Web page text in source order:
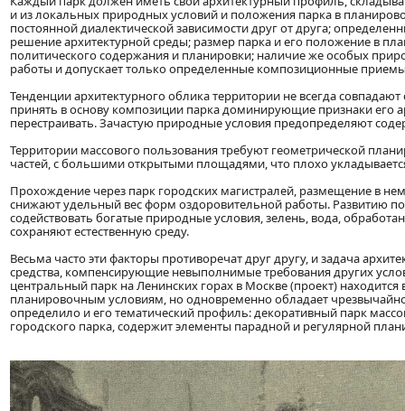
и из локальных природных условий и положения парка в
постоянной диалектической зависимости друг от друга;
решение архитектурной среды; размер парка и его положение в
политического содержания и планировки; наличие же особых
работы и допускает только определенные композиционные
Тенденции архитектурного облика территории не всегда
принять в основу композиции парка доминирующие признаки его
перестраивать. Зачастую природные условия предопределяют
Территории массового пользования требуют геометрической
частей, с большими открытыми площадями, что плохо
Прохождение через парк городских магистралей, размещение в
снижают удельный вес форм оздоровительной работы. Развитию
содействовать богатые природные условия, зелень, вода,
сохраняют естественную среду.
Весьма часто эти факторы противоречат друг другу, и задача
средства, компенсирующие невыполнимые требования других
центральный парк на Ленинских горах в Москве (проект)
планировочным условиям, но одновременно обладает
определило и его тематический профиль: декоративный парк
городского парка, содержит элементы парадной и регулярной